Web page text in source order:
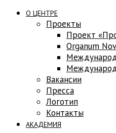
О ЦЕНТРЕ
Проекты
Проект
Оrganum
Вакансии
Пресса
Логотип
Контакты
АКАДЕМИЯ